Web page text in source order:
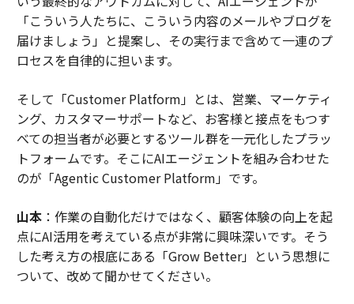
「こういう人たちに、こういう内容のメールやブログを
届けましょう」と提案し、その実行まで含めて一連のプ
ロセスを自律的に担います。
そして「Customer Platform」とは、営業、マーケティ
ング、カスタマーサポートなど、お客様と接点をもつす
べての担当者が必要とするツール群を一元化したプラッ
トフォームです。そこにAIエージェントを組み合わせた
のが「Agentic Customer Platform」です。
山本：作業の自動化だけではなく、顧客体験の向上を起
点にAI活用を考えている点が非常に興味深いです。そう
した考え方の根底にある「Grow Better」という思想に
ついて、改めて聞かせてください。